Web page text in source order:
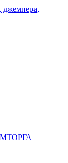
джемпера,